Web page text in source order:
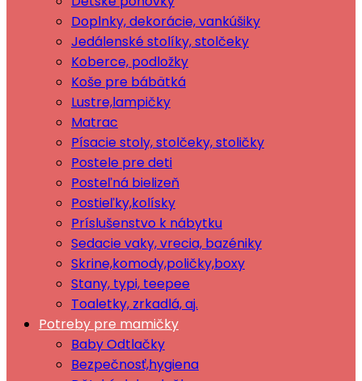
Doplnky, dekorácie, vankúšiky
Jedálenské stolíky, stolčeky
Koberce, podložky
Koše pre bábätká
Lustre,lampičky
Matrac
Písacie stoly, stolčeky, stoličky
Postele pre deti
Posteľná bielizeň
Postieľky,kolísky
Príslušenstvo k nábytku
Sedacie vaky, vrecia, bazéniky
Skrine,komody,poličky,boxy
Stany, typi, teepee
Toaletky, zrkadlá, aj.
Potreby pre mamičky
Baby Odtlačky
Bezpečnosť,hygiena